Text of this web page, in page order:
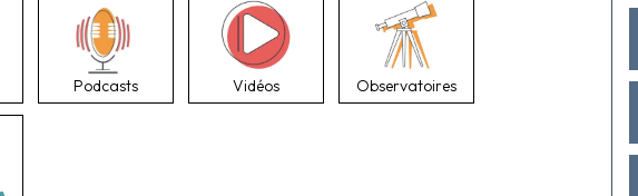
Podcasts Vidéos Observatoires